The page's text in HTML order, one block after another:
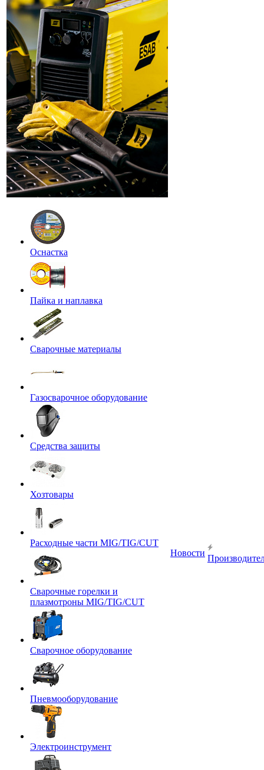
Оснастка
Пайка и наплавка
Сварочные материалы
Газосварочное оборудование
Средства защиты
Хозтовары
Расходные части MIG/TIG/CUT
Сварочные горелки и
плазмотроны MIG/TIG/CUT
Сварочное оборудование
Пневмооборудование
Электроинструмент
Новости